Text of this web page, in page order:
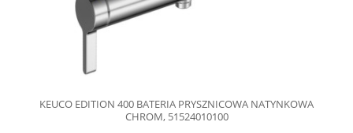
KEUCO EDITION 400 BATERIA PRYSZNICOWA NATYNKOWA
CHROM, 51524010100